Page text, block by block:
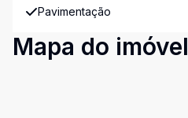
Pavimentação
Mapa do imóvel